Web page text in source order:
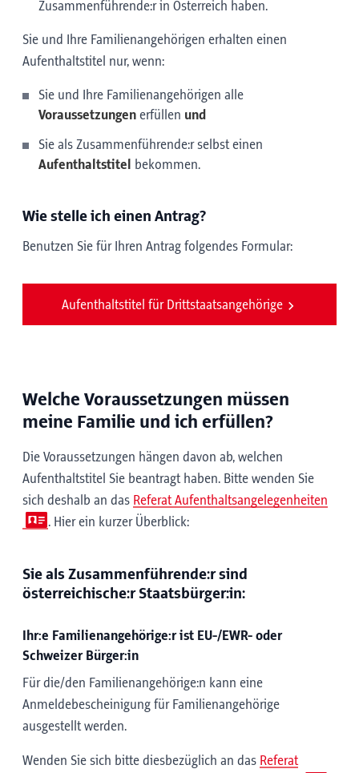
Zusammenführende:r in Österreich haben.
Sie und Ihre Familienangehörigen erhalten einen
Aufenthaltstitel nur, wenn:
Sie und Ihre Familienangehörigen alle
Voraussetzungen erfüllen und
Sie als Zusammenführende:r selbst einen
Aufenthaltstitel
bekommen.
Wie stelle ich einen Antrag?
Benutzen Sie für Ihren Antrag folgendes Formular:
Aufenthaltstitel für Drittstaatsangehörige
Welche Voraussetzungen müssen
meine Familie und ich erfüllen?
Die Voraussetzungen hängen davon ab, welchen
Aufenthaltstitel Sie beantragt haben. Bitte wenden Sie
sich deshalb an das Referat Aufenthaltsangelegenheiten
. Hier ein kurzer Überblick:
Sie als Zusammenführende:r sind
österreichische:r Staatsbürger:in:
Ihr:e Familienangehörige:r ist EU-/EWR- oder
Schweizer Bürger:in
Für die/den Familienangehörige:n kann eine
Anmeldebescheinigung für Familienangehörige
ausgestellt werden.
Wenden Sie sich bitte diesbezüglich an das Referat